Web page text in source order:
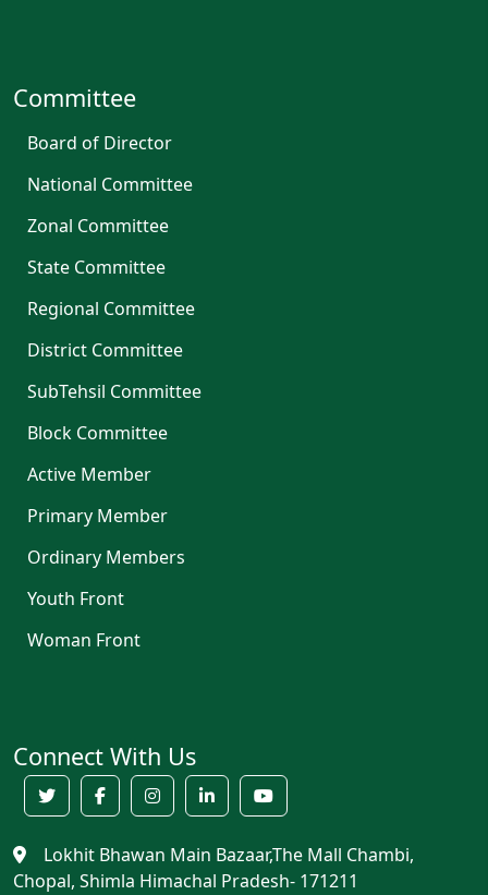
Committee
Board of Director
National Committee
Zonal Committee
State Committee
Regional Committee
District Committee
SubTehsil Committee
Block Committee
Active Member
Primary Member
Ordinary Members
Youth Front
Woman Front
Connect With Us
Lokhit Bhawan Main Bazaar,The Mall Chambi,
Chopal, Shimla Himachal Pradesh- 171211